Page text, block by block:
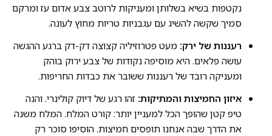
נקטפות בשיא בשלותן ומעניקות לרוטב צבע אדום עז ומרקם
סמיך שקשה להשיג עם עגבניות טריות מחוץ לעונה.
רעננות של ירק: מעט פטרוזיליה קצוצה דק-דק ברגע ההגשה
עושה פלאים. היא מוסיפה נקודות של צבע ירוק בוהק
ומעניקה רובד של רעננות ששובר את כבדות החריפות.
איזון החמיצות והמתיקות: זהו רגע של דיוק קולינרי. והנה
טיפ קטן שהופך הכל למעניין יותר: קורט המלח. המלח משנה
את הדרך שבה אנחנו תופסים חמיצות. הוסיפו סוכר רק